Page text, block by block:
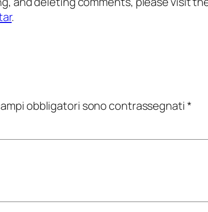
.
obbligatori sono contrassegnati *